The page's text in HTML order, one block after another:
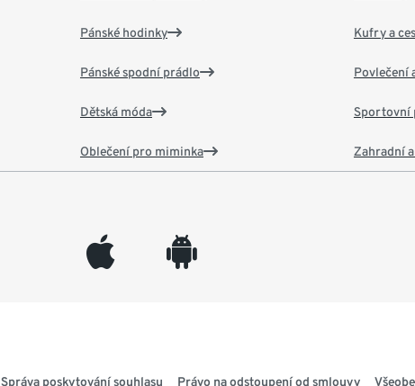
Pánské hodinky
Pánské spodní prádlo
Dětská móda
Oblečení pro miminka
Kufry a
Povlečení
Sportovní
Zahradní
appleinc android
Správa poskytování souhlasu Právo na odstoupení od smlouvy